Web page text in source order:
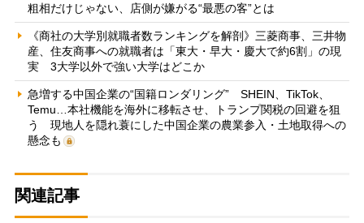
粗相だけじゃない、店側が嫌がる“最悪の客”とは
《商社の大学別就職者数ランキングを解剖》三菱商事、三井物
産、住友商事への就職者は「東大・早大・慶大で約6割」の現
実 3大学以外で強い大学はどこか
急増する中国企業の“国籍ロンダリング” SHEIN、TikTok、
Temu…本社機能を海外に移転させ、トランプ関税の回避を狙
う 現地人を隠れ蓑にした中国企業の農業参入・土地取得への
懸念も
関連記事